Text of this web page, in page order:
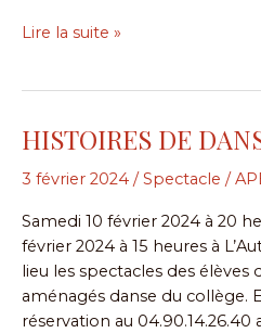
Lire la suite »
HISTOIRES DE
3 février 2024 /Spectacle /
Samedi 10 février 2024 à 20
février 2024 à 15 heures à
lieu les spectacles des élèves
aménagés danse du collège.
réservation au
HISTOIRES
DANSE
Acte
1